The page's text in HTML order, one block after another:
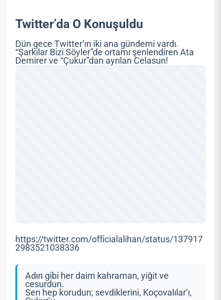
Twitter’da O Konuşuldu
Dün gece Twitter’ın iki ana gündemi vardı.
“Şarkılar Bizi Söyler”de ortamı şenlendiren Ata
Demirer ve “Çukur”dan ayrılan Celasun!
https://twitter.com/officialalihan/status/137917
2983521038336
Adın gibi her daim kahraman, yiğit ve
cesurdun.
Sen hep korudun; sevdiklerini, Koçovalılar’ı,